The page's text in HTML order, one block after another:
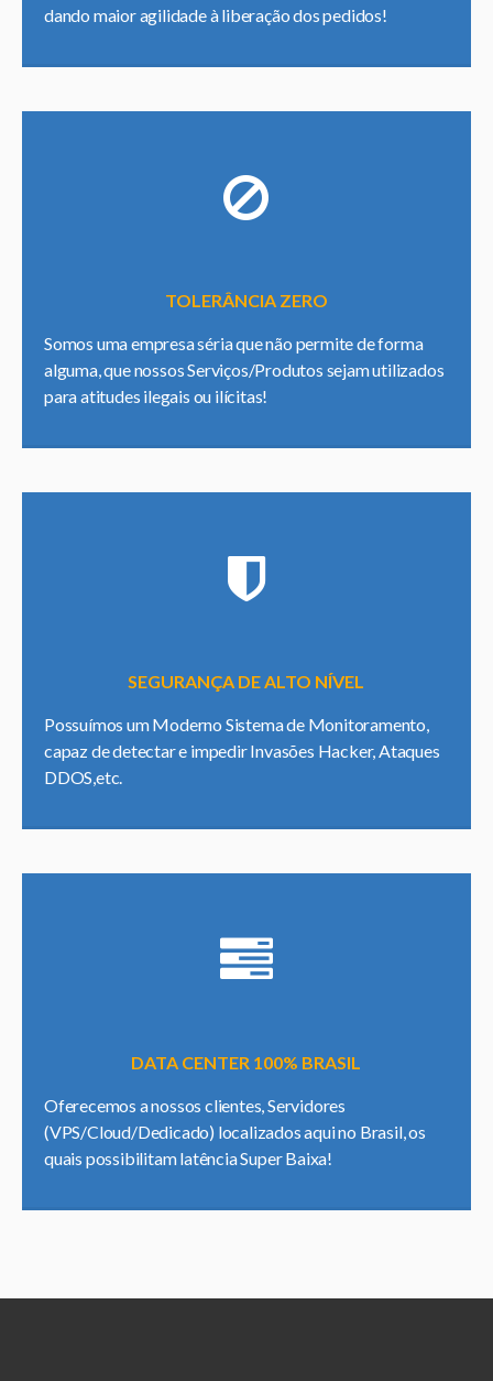
dando maior agilidade à liberação dos pedidos!
TOLERÂNCIA ZERO
Somos uma empresa séria que não permite de forma
alguma, que nossos Serviços/Produtos sejam utilizados
para atitudes ilegais ou ilícitas!
SEGURANÇA DE ALTO NÍVEL
Possuímos um Moderno Sistema de Monitoramento,
capaz de detectar e impedir Invasões Hacker, Ataques
DDOS,etc.
DATA CENTER 100% BRASIL
Oferecemos a nossos clientes, Servidores
(VPS/Cloud/Dedicado) localizados aqui no Brasil, os
quais possibilitam latência Super Baixa!